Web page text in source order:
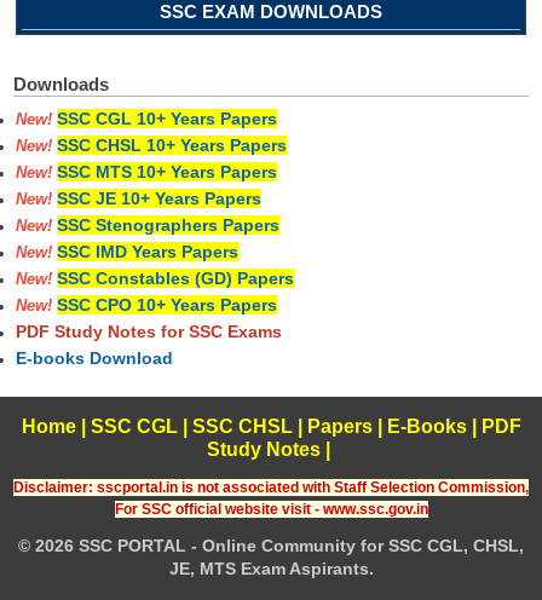
SSC EXAM DOWNLOADS
Downloads
New! SSC CGL 10+ Years Papers
New! SSC CHSL 10+ Years Papers
New! SSC MTS 10+ Years Papers
New! SSC JE 10+ Years Papers
New! SSC Stenographers Papers
New! SSC IMD Years Papers
New! SSC Constables (GD) Papers
New! SSC CPO 10+ Years Papers
PDF Study Notes for SSC Exams
E-books Download
Home| SSC CGL| SSC CHSL| Papers| E-Books
PDF
Study Notes
Disclaimer: sscportal.in is not associated with Staff Selection Commission,
For SSC official website visit - www.ssc.gov.in
© 2026 SSC PORTAL - Online Community for SSC CGL, CHSL,
JE, MTS Exam Aspirants.